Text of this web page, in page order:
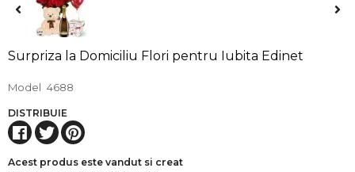
Surpriza la Domiciliu Flori pentru Iubita Edinet
Model 4688
DISTRIBUIE
Acest produs este vandut si creat